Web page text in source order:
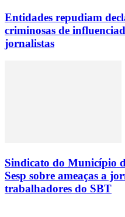
Entidades repudiam
criminosas de
jornalistas
Sindicato do Município
Sesp sobre ameaças a
trabalhadores do SBT